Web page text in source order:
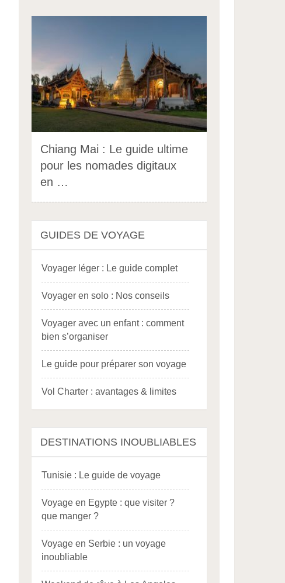
Chiang Mai : Le guide ultime
pour les nomades digitaux
en …
GUIDES DE VOYAGE
Voyager léger : Le guide complet
Voyager en solo : Nos conseils
Voyager avec un enfant : comment
bien s’organiser
Le guide pour préparer son voyage
Vol Charter : avantages & limites
DESTINATIONS INOUBLIABLES
Tunisie : Le guide de voyage
Voyage en Egypte : que visiter ?
que manger ?
Voyage en Serbie : un voyage
inoubliable